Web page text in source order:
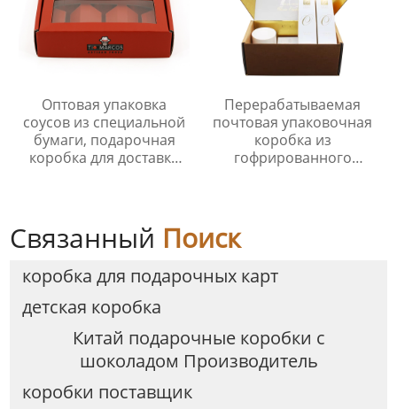
Оптовая упаковка
соусов из специальной
бумаги, подарочная
коробка для доставки
Перерабатываемая
почтовая упаковочная
коробка из
гофрированного
Связанный Поиск
коробка для подарочных карт
детская коробка
Китай подарочные коробки с
шоколадом Производитель
коробки поставщик